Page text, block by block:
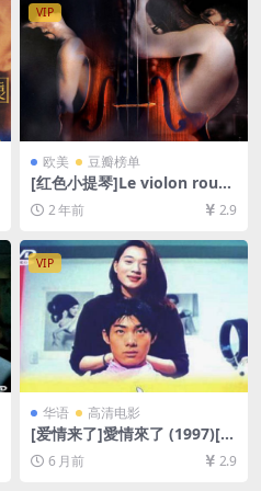
VIP
欧美 豆瓣榜单
[红色小提琴]Le violon rouge
(1998)[百度网盘+夸克网盘10
80P超清未删减资源][网盘在
线播放/下载][MP4/8.2GB][中
英字幕]
2 年前 2.9
VIP
华语 高清电影
[爱情来了]愛情來了 (1997)[百
度网盘+夸克网盘1080P超清
未删减资源][网盘在线播放/下
6 月前 2.9